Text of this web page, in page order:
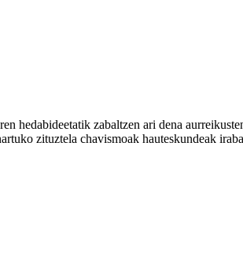
hedabideetatik zabaltzen ari dena
zituztela chavismoak hauteskundeak